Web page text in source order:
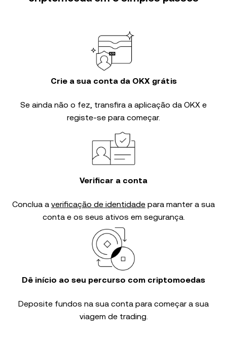
Crie a sua conta da OKX grátis
Se ainda não o fez, transfira a aplicação da OKX e
registe-se para começar.
Verificar a conta
Conclua a verificação de identidade para manter a sua
conta e os seus ativos em segurança.
Dê início ao seu percurso com criptomoedas
Deposite fundos na sua conta para começar a sua
viagem de trading.